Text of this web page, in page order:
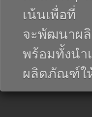
เน้นเพื่อที่
จะพัฒนาผ
พร้อมทั้งนำ
ผลิตภัณฑ์ใ